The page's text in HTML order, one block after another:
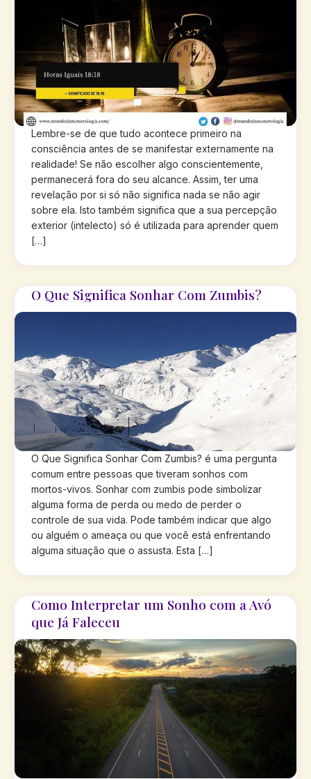
Lembre-se de que tudo acontece primeiro na
consciência antes de se manifestar externamente na
realidade! Se não escolher algo conscientemente,
permanecerá fora do seu alcance. Assim, ter uma
revelação por si só não significa nada se não agir
sobre ela. Isto também significa que a sua percepção
exterior (intelecto) só é utilizada para aprender quem
[…]
O Que Significa Sonhar Com Zumbis?
O Que Significa Sonhar Com Zumbis? é uma pergunta
comum entre pessoas que tiveram sonhos com
mortos-vivos. Sonhar com zumbis pode simbolizar
alguma forma de perda ou medo de perder o
controle de sua vida. Pode também indicar que algo
ou alguém o ameaça ou que você está enfrentando
alguma situação que o assusta. Esta […]
Como Interpretar um Sonho com a Avó
que Já Faleceu